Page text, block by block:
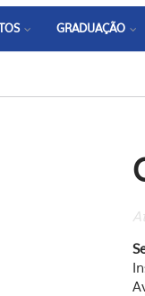
GRADUAÇÃO